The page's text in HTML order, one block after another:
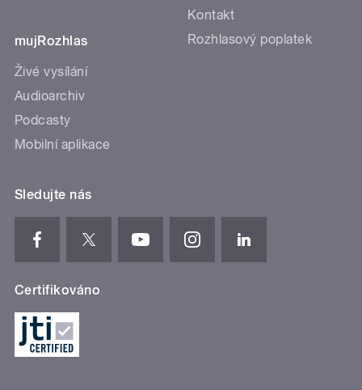
mujRozhlas
Živé vysílání
Audioarchiv
Podcasty
Mobilní aplikace
Kontakt
Rozhlasový poplatek
Sledujte nás
Certifikováno